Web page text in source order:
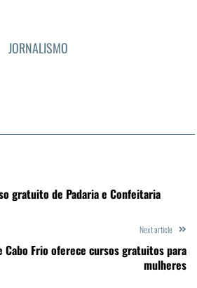
JORNALISMO
gratuito de Padaria e Confeitaria
Next article
Cabo Frio oferece cursos gratuitos para
mulheres